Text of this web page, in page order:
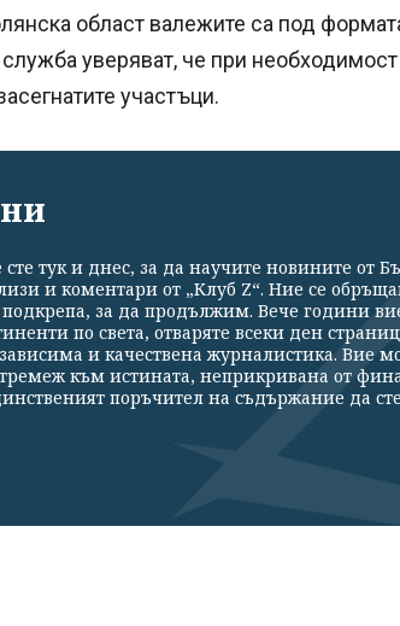
област валежите са под
служба уверяват, че при
участъци.
тук и днес, за да научите новините от
и коментари от „Клуб Z“. Ние се
за да продължим. Вече години
по света, отваряте всеки ден
и качествена журналистика. Вие
към истината, неприкривана от
поръчител на съдържание да